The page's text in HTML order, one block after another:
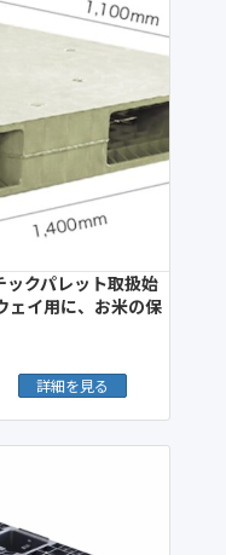
クパレット取扱始
ェイ用に、お米の保
詳細を見る